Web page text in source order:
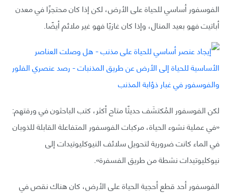
الفوسفور أساسي للحياة على الأرض، لكن إذا كان محتجزًا في معدن
أباتيت فهو بعيد المنال، وإذا كان غازيًا فهو غير ملائم أيضًا.
لكن الفوسفور المُكتشَف حديثًا متاح أكثر، كتب الباحثون في ورقتهم:‍‍‏
«في عملية نشوء الحياة، مركبات الفوسفور المتفاعلة القابلة للذوبان
في الماء كانت ضرورية لتحويل سلائف النيوكليوتيدات إلى
نيوكليوتيدات نشطة من طريق الفسفرة».
الفوسفور أحد قطع أحجية الحياة على الأرض، كان هناك نقص في